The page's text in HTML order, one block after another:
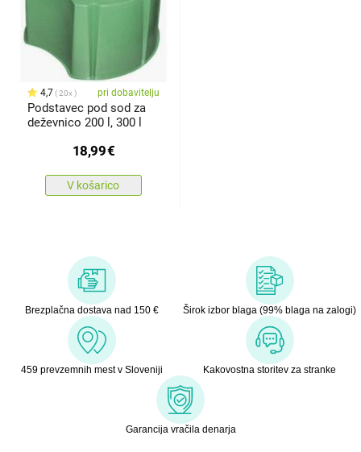
4,7 20x pri dobavitelju
Podstavec pod sod za
deževnico 200 l, 300 l
18,99€
V košarico
Brezplačna dostava nad 150 € Širok izbor blaga (99% blaga na zalogi)
459 prevzemnih mest v Sloveniji Kakovostna storitev za stranke
Garancija vračila denarja